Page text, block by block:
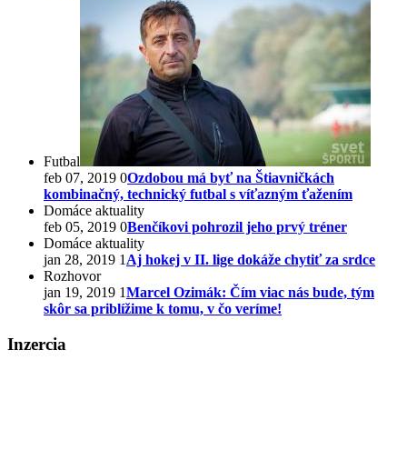
Futbal
feb 07, 2019 0Ozdobou má byť na Štiavničkách
kombinačný, technický futbal s víťazným ťažením
Domáce aktuality
feb 05, 2019 0Benčíkovi pohrozil jeho prvý tréner
Domáce aktuality
jan 28, 2019 1 Aj hokej v II. lige dokáže chytiť za srdce
Rozhovor
jan 19, 2019 1Marcel Ozimák: Čím viac nás bude, tým
skôr sa priblížime k tomu, v čo veríme!
Inzercia